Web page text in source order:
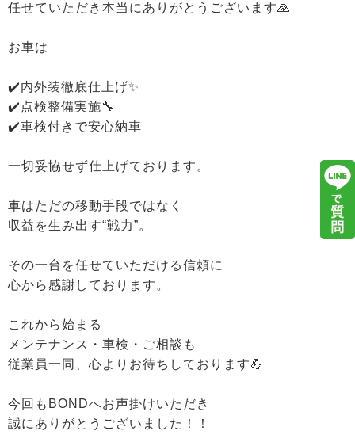
任せていただき本当にありがとうございます🙏
お車は
✔️内外装徹底仕上げ✨
✔️点検整備実施🔧
✔️車検付きで安心納車
一切妥協せず仕上げております。
車はただの移動手段ではなく
収益を生み出す“戦力”。
その一台を任せていただける信頼に
心から感謝しております。
これから始まる
メンテナンス・車検・ご相談も
従業員一同、心よりお待ちしております💪
今回もBONDへお声掛けいただき
誠にありがとうございました！！